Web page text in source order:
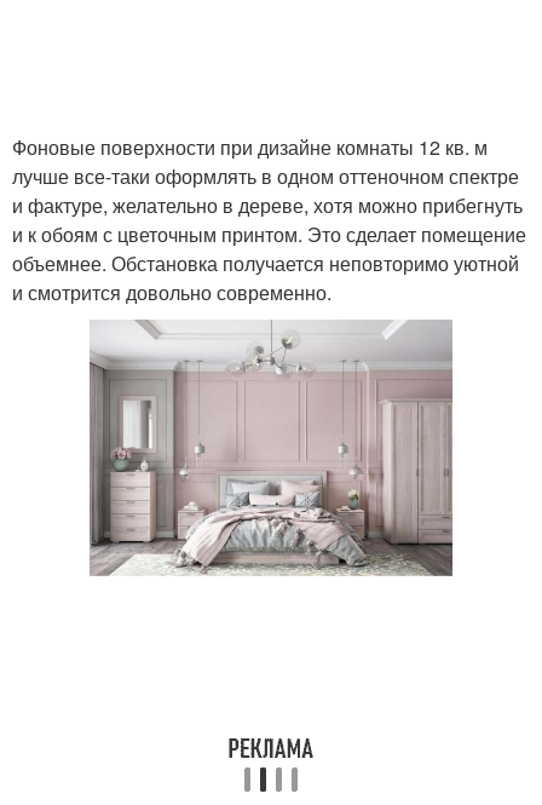
плитки
Широкоформатная
плитка
Фоновые поверхности при дизайне комнаты 12 кв. м
лучше все-таки оформлять в одном оттеночном спектре
и фактуре, желательно в дереве, хотя можно прибегнуть
и к обоям с цветочным принтом. Это сделает помещение
объемнее. Обстановка получается неповторимо уютной
и смотрится довольно современно.